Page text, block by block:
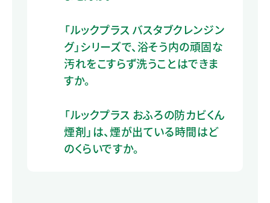
「ルックプラス バスタブクレンジン
グ」シリーズで、浴そう内の頑固な
汚れをこすらず洗うことはできま
すか。
「ルックプラス おふろの防カビくん
煙剤」は、煙が出ている時間はど
のくらいですか。